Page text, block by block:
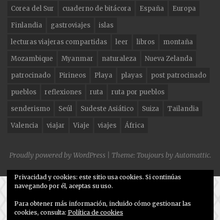
o
k
Corea del Sur
cuaderno de bitácora España
Europa
Finlandia
gastroviajes
islas
lecturas viajeras compartidas
leer libros
montaña
Mozambique
Myanmar naturaleza
Nueva Zelanda
patrocinado
Pirineos Playa playas
post patrocinado
pueblos
reflexiones ruta
ruta por pueblos
senderismo
Seúl Sudeste Asiático Suiza
Tailandia
Valencia
viajar Viaje viajes África
Proudly powered by WordPress Theme: Toujours byAutomattic.
Privacidad y cookies: este sitio usa cookies. Si continúas
navegando por él, aceptas su uso.
Para obtener más información, incluido cómo gestionar las
cookies, consulta: Política de cookies